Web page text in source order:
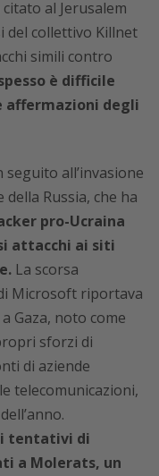
al Jerusalem
del collettivo Killnet
simili contro
è difficile
affermazioni degli
seguito all’invasione
della Russia, che ha
pro-Ucraina
attacchi ai siti
La scorsa
Microsoft riportava
Gaza, noto come
sforzi di
di aziende
telecomunicazioni,
tentativi di
a Molerats, un